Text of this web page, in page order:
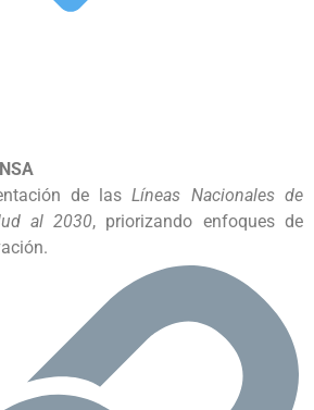
de lasLíneas Nacionales de
al 2030, priorizando enfoques de